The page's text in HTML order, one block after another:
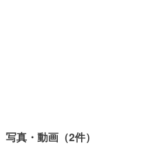
写真・動画（2件）